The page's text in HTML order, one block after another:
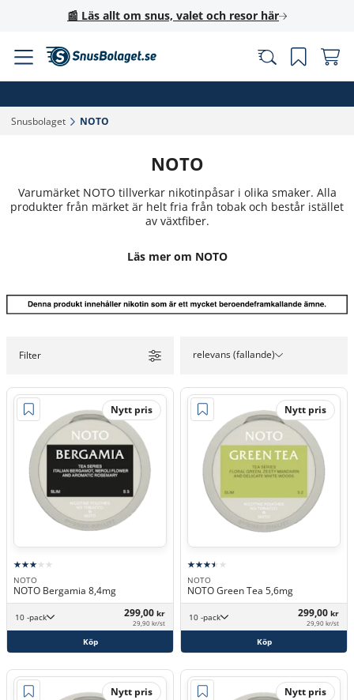
📰 Läs allt om snus, valet och resor här
Snusbolaget‎ NOTO‎
NOTO
Varumärket NOTO tillverkar nikotinpåsar i olika smaker. Alla
produkter från märket är helt fria från tobak och består istället
av växtfiber.
Läs mer om NOTO
Filter relevans (fallande)
Nytt pris
NOTO
NOTO Bergamia 8,4mg
10 -pack 299,00 kr
29,90 kr/st
Köp
Nytt pris
NOTO
NOTO Green Tea 5,6mg
10 -pack 299,00 kr
29,90 kr/st
Köp
Nytt pris Nytt pris